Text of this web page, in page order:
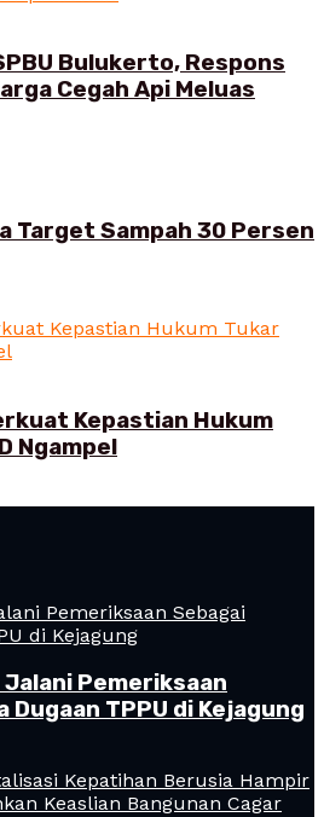
Bulukerto, Respons
Cegah Api Meluas
Target Sampah 30 Persen
Kepastian Hukum
Ngampel
Pemeriksaan
Dugaan TPPU di Kejagung